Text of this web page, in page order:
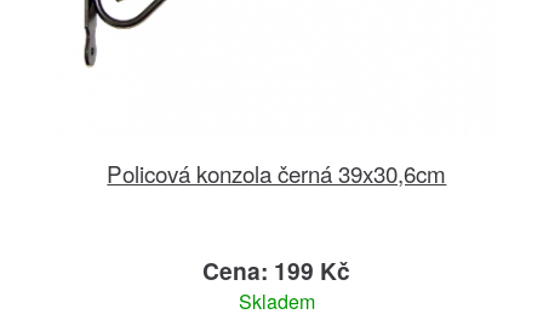
Policová konzola černá 39x30,6cm
Cena: 199 Kč
Skladem